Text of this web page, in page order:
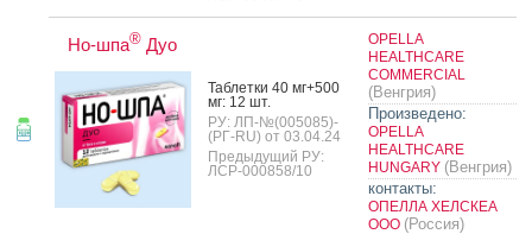
Но-шпа® Дуо
Таб­летки 40 мг+500
мг: 12 шт.
РУ: ЛП-№(005085)-
(РГ-RU) от 03.04.24
Предыдущий РУ:
ЛСР-000858/10
OPELLA
HEALTHCARE
COMMERCIAL
(Венгрия)
Произведено:
OPELLA
HEALTHCARE
HUNGARY (Венгрия)
контакты:
ОПЕЛЛА ХЕЛСКЕА
ООО (Россия)